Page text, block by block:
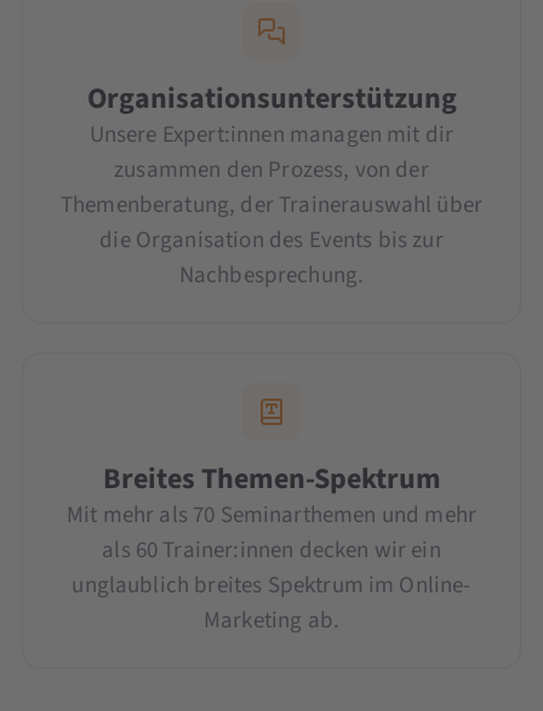
Organisationsunterstützung
Unsere Expert:innen managen mit dir
zusammen den Prozess, von der
Themenberatung, der Trainerauswahl über
die Organisation des Events bis zur
Nachbesprechung.
Breites Themen-Spektrum
Mit mehr als 70 Seminarthemen und mehr
als 60 Trainer:innen decken wir ein
unglaublich breites Spektrum im Online-
Marketing ab.